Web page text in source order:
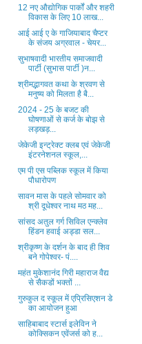
12 नए औद्योगिक पार्कों और शहरी
विकास के लिए 10 लाख...
आई आई ए के गाजियाबाद चैप्टर
के संजय अग्रवाल - चेयर...
सुभाषवादी भारतीय समाजवादी
पार्टी (सुभास पार्टी )न...
श्रीमद्भागवत कथा के श्रवण से
मनुष्य को मिलता है बै...
2024 - 25 के बजट की
घोषणाओं से कर्ज के बोझ से
लड़खड़...
जेकेजी इन्ट्रेक्ट क्लब एवं जेकेजी
इंटरनेशनल स्कूल,...
एम पी एस पब्लिक स्कूल में किया
पौधारोपण
सावन मास के पहले सोमवार को
श्री दूधेश्वर नाथ मठ मह...
सांसद अतुल गर्ग सिविल एन्क्लेव
हिंडन हवाई अड्डा सल...
श्रीकृष्ण के दर्शन के बाद ही शिव
बने गोपेश्वर- पं....
महंत मुकेशानंद गिरी महाराज वैद्य
से सैकडों भक्तों ...
गुरुकुल द स्कूल में एप्रिसिएशन डे
का आयोजन हुआ
साहिबाबाद स्टार्स इलेविन ने
कोक्सिकन एवेंजर्स को ह...